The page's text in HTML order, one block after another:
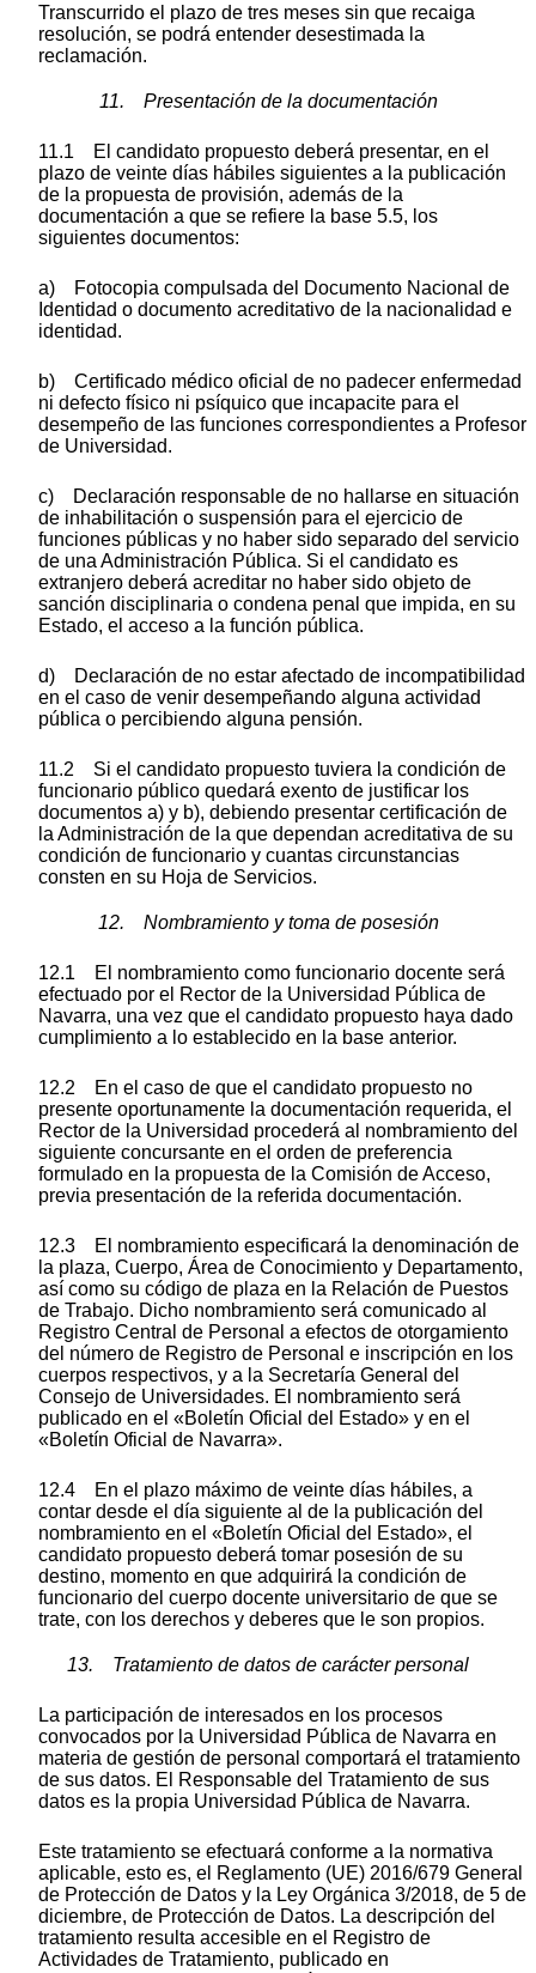
Transcurrido el plazo de tres meses sin que recaiga
resolución, se podrá entender desestimada la
reclamación.
11. Presentación de la documentación
11.1 El candidato propuesto deberá presentar, en el
plazo de veinte días hábiles siguientes a la publicación
de la propuesta de provisión, además de la
documentación a que se refiere la base 5.5, los
siguientes documentos:
a) Fotocopia compulsada del Documento Nacional de
Identidad o documento acreditativo de la nacionalidad e
identidad.
b) Certificado médico oficial de no padecer enfermedad
ni defecto físico ni psíquico que incapacite para el
desempeño de las funciones correspondientes a Profesor
de Universidad.
c) Declaración responsable de no hallarse en situación
de inhabilitación o suspensión para el ejercicio de
funciones públicas y no haber sido separado del servicio
de una Administración Pública. Si el candidato es
extranjero deberá acreditar no haber sido objeto de
sanción disciplinaria o condena penal que impida, en su
Estado, el acceso a la función pública.
d) Declaración de no estar afectado de incompatibilidad
en el caso de venir desempeñando alguna actividad
pública o percibiendo alguna pensión.
11.2 Si el candidato propuesto tuviera la condición de
funcionario público quedará exento de justificar los
documentos a) y b), debiendo presentar certificación de
la Administración de la que dependan acreditativa de su
condición de funcionario y cuantas circunstancias
consten en su Hoja de Servicios.
12. Nombramiento y toma de posesión
12.1 El nombramiento como funcionario docente será
efectuado por el Rector de la Universidad Pública de
Navarra, una vez que el candidato propuesto haya dado
cumplimiento a lo establecido en la base anterior.
12.2 En el caso de que el candidato propuesto no
presente oportunamente la documentación requerida, el
Rector de la Universidad procederá al nombramiento del
siguiente concursante en el orden de preferencia
formulado en la propuesta de la Comisión de Acceso,
previa presentación de la referida documentación.
12.3 El nombramiento especificará la denominación de
la plaza, Cuerpo, Área de Conocimiento y Departamento,
así como su código de plaza en la Relación de Puestos
de Trabajo. Dicho nombramiento será comunicado al
Registro Central de Personal a efectos de otorgamiento
del número de Registro de Personal e inscripción en los
cuerpos respectivos, y a la Secretaría General del
Consejo de Universidades. El nombramiento será
publicado en el «Boletín Oficial del Estado» y en el
«Boletín Oficial de Navarra».
12.4 En el plazo máximo de veinte días hábiles, a
contar desde el día siguiente al de la publicación del
nombramiento en el «Boletín Oficial del Estado», el
candidato propuesto deberá tomar posesión de su
destino, momento en que adquirirá la condición de
funcionario del cuerpo docente universitario de que se
trate, con los derechos y deberes que le son propios.
13. Tratamiento de datos de carácter personal
La participación de interesados en los procesos
convocados por la Universidad Pública de Navarra en
materia de gestión de personal comportará el tratamiento
de sus datos. El Responsable del Tratamiento de sus
datos es la propia Universidad Pública de Navarra.
Este tratamiento se efectuará conforme a la normativa
aplicable, esto es, el Reglamento (UE) 2016/679 General
de Protección de Datos y la Ley Orgánica 3/2018, de 5 de
diciembre, de Protección de Datos. La descripción del
tratamiento resulta accesible en el Registro de
Actividades de Tratamiento, publicado en